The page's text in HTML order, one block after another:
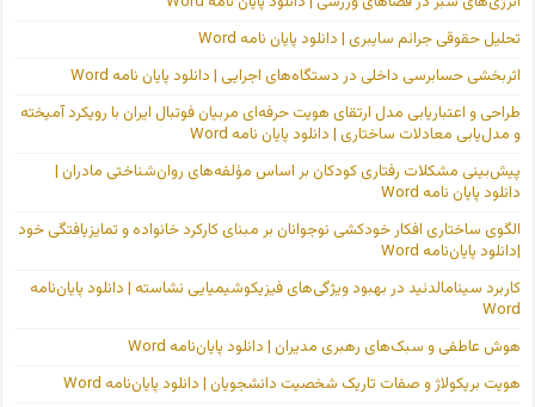
تحلیل حقوقی جرائم سایبری | دانلود پایان نامه Word
اثربخشی حسابرسی داخلی در دستگاه‌های اجرایی | دانلود پایان نامه Word
طراحی و اعتباریابی مدل ارتقای هویت حرفه‌ای مربیان فوتبال ایران با رویکرد آمیخته
و مدل‌یابی معادلات ساختاری | دانلود پایان نامه Word
پیش‌بینی مشکلات رفتاری کودکان بر اساس مؤلفه‌های روان‌شناختی مادران |
دانلود پایان نامه Word
الگوی ساختاری افکار خودکشی نوجوانان بر مبنای کارکرد خانواده و تمایزیافتگی خود
|دانلود پایان‌نامه Word
کاربرد سینامالدئید در بهبود ویژگی‌های فیزیکوشیمیایی نشاسته | دانلود پایان‌نامه
Word
هوش عاطفی و سبک‌های رهبری مدیران | دانلود پایان‌نامه Word
هویت بریکولاژ و صفات تاریک شخصیت دانشجویان | دانلود پایان‌نامه Word